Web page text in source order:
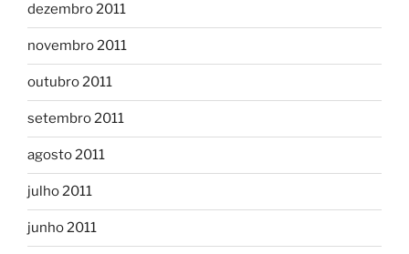
dezembro 2011
novembro 2011
outubro 2011
setembro 2011
agosto 2011
julho 2011
junho 2011